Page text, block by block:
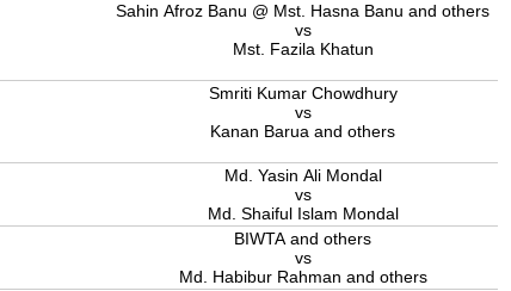
Sahin Afroz Banu @ Mst. Hasna Banu and others
vs
Mst. Fazila Khatun
Smriti Kumar Chowdhury
vs
Kanan Barua and others
Md. Yasin Ali Mondal
vs
Md. Shaiful Islam Mondal
BIWTA and others
vs
Md. Habibur Rahman and others